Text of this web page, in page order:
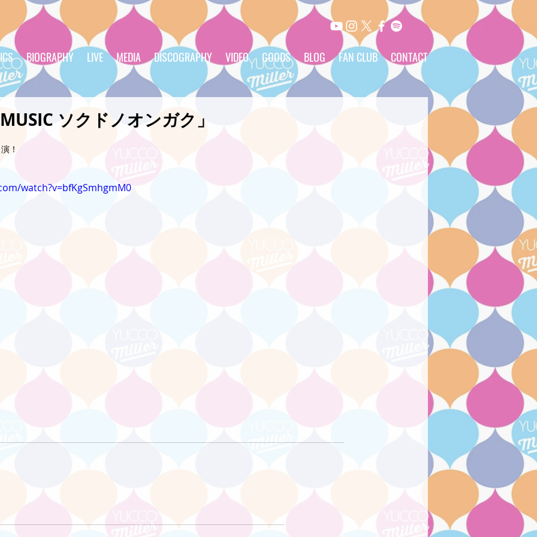
BIOGRAPHY LIVE MEDIA DISCOGRAPHY VIDEO GOODS BLOG FAN CLUB CONTACT
ソクドノオンガク」
！
watch?v=bfKgSmhgmM0